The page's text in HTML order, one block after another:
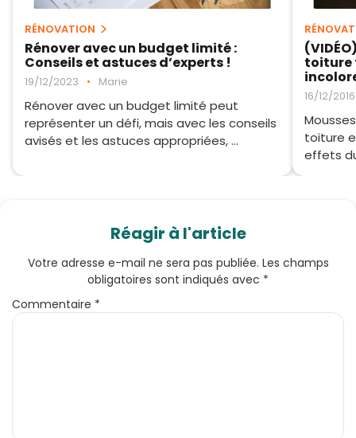
RÉNOVATION
Rénover avec un budget limité :
Conseils et astuces d’experts !
19/12/2023 • Marie
Rénover avec un budget limité peut
représenter un défi, mais avec les conseils
avisés et les astuces appropriées, ...
toiture
16/12/2016
toiture
effets
Réagir à l'article
Votre adresse e-mail ne sera pas publiée. Les champs
obligatoires sont indiqués avec *
Commentaire *